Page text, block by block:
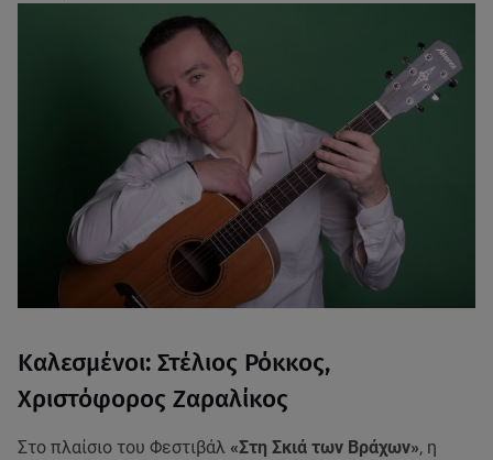
Καλεσμένοι: Στέλιος Ρόκκος,
Χριστόφορος Ζαραλίκος
Στο πλαίσιο του Φεστιβάλ «Στη Σκιά των Βράχων», η